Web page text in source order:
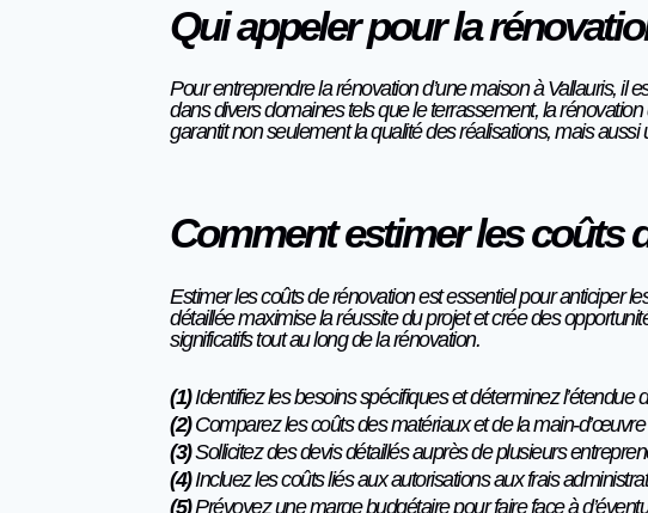
Qui appeler pour la
Pour entreprendre la rénovation d’une maison à Vallauris, il
dans divers domaines tels que le terrassement, la
garantit non seulement la qualité des réalisations, mais aussi
Comment estimer les coûts
Estimer les coûts de rénovation est essentiel pour anticiper
détaillée maximise la réussite du projet et crée des
significatifs tout au long de la rénovation.
(1)Identifiez les besoins spécifiques et déterminez l’étendue
(2)Comparez les coûts des matériaux et de la main-
(3)Sollicitez des devis détaillés auprès de plusieurs
(4)Incluez les coûts liés aux autorisations aux frais
(5)Prévoyez une marge budgétaire pour faire face à